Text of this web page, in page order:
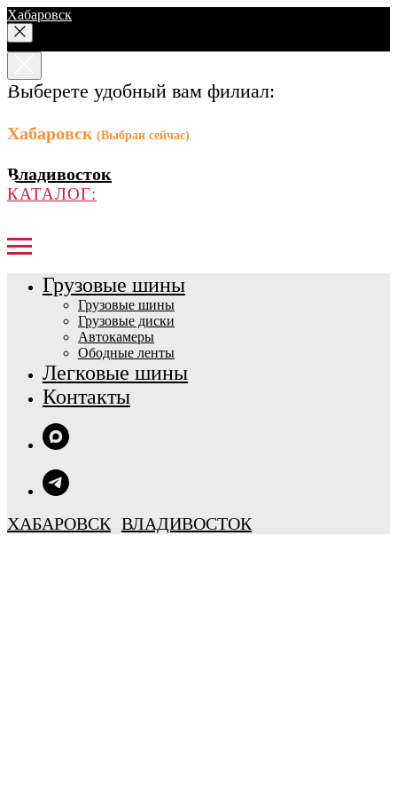
Хабаровск
Выберете удобный вам филиал:
Хабаровск (Выбран сейчас)
Владивосток
КАТАЛОГ:
Грузовые шины
Грузовые шины
Грузовые диски
Автокамеры
Ободные ленты
Легковые шины
Контакты
ХАБАРОВСК ВЛАДИВОСТОК